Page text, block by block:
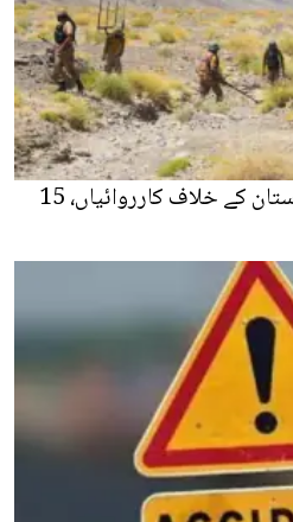
بلوچستان میں فتنہ الہندوستان کے خلاف کارروائیاں، 15